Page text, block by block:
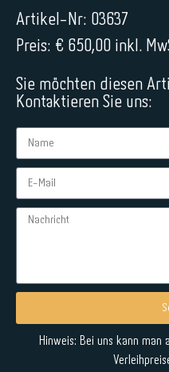
Artikel-Nr: 03637
Preis: € 650,00 inkl.
Sie möchten diesen
Kontaktieren Sie uns:
Alternative:
Hinweis: Bei uns kann man